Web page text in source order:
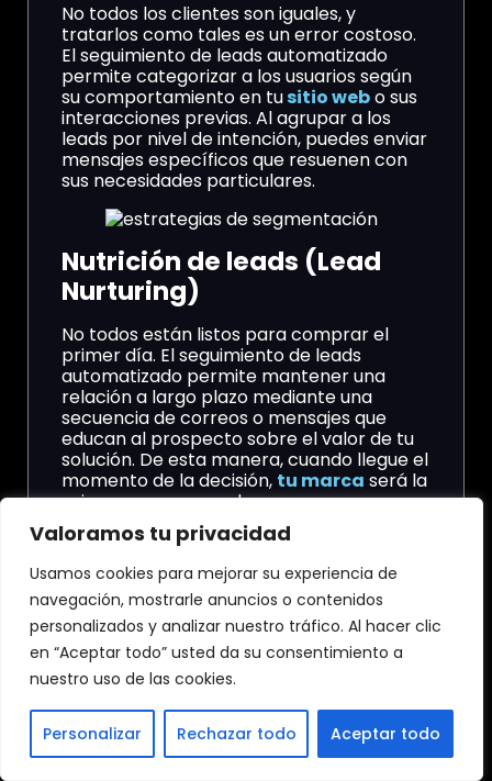
Valoramos tu privacidad
Usamos cookies para mejorar su experiencia de
navegación, mostrarle anuncios o contenidos
personalizados y analizar nuestro tráfico. Al hacer clic
en “Aceptar todo” usted da su consentimiento a
nuestro uso de las cookies.
Personalizar Rechazar todo Aceptar todo
No todos los clientes son iguales, y
tratarlos como tales es un error costoso.
El seguimiento de leads automatizado
permite categorizar a los usuarios según
su comportamiento en tusitio webo sus
interacciones previas. Al agrupar a los
leads por nivel de intención, puedes enviar
mensajes específicos que resuenen con
sus necesidades particulares.
Nutrición de leads (Lead
Nurturing)
No todos están listos para comprar el
primer día. El seguimiento de leads
automatizado permite mantener una
relación a largo plazo mediante una
secuencia de correos o mensajes que
educan al prospecto sobre el valor de tu
solución. De esta manera, cuando llegue el
momento de la decisión, tu marca será la
primera que recuerden.
Calificación automática de
prospectos (Lead Scoring)
¿Cómo saber quién es un cliente potencial
real? El seguimiento de leads
automatizado asigna puntos a las
acciones de los usuarios. Al visitar páginas
identifica a los prospectos más
calificados, permitiendo que tu equipo de
ventas intervenga solo cuando el lead